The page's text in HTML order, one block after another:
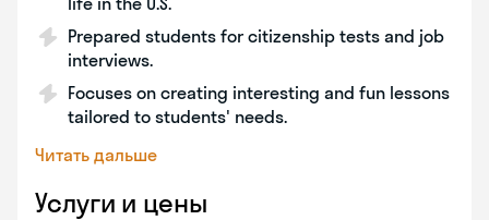
Prepared students for citizenship tests and job
interviews.
Focuses on creating interesting and fun lessons
tailored to students' needs.
Читать дальше
Услуги и цены